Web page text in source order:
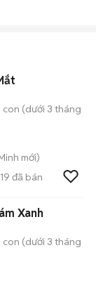
con (dưới 3 tháng
mới)
19 đã bán
Xanh
con (dưới 3 tháng